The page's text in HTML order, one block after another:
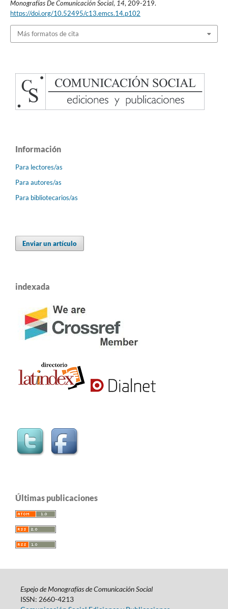
Monografías De Comunicación Social, 14, 209-219.
https://doi.org/10.52495/c13.emcs.14.p102
Más formatos de cita
Información
Para lectores/as
Para autores/as
Para bibliotecarios/as
Enviar un artículo
indexada
Últimas publicaciones
Espejo de Monografías de Comunicación Social
ISSN: 2660-4213